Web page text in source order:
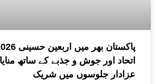
اتحاد اور جوش و جذبے کے ساتھ منایا
عزادار جلوسوں میں شریک